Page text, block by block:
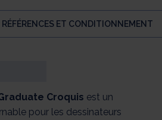
RÉFÉRENCES ET CONDITIONNEMENT
Croquis est un
pour les dessinateurs